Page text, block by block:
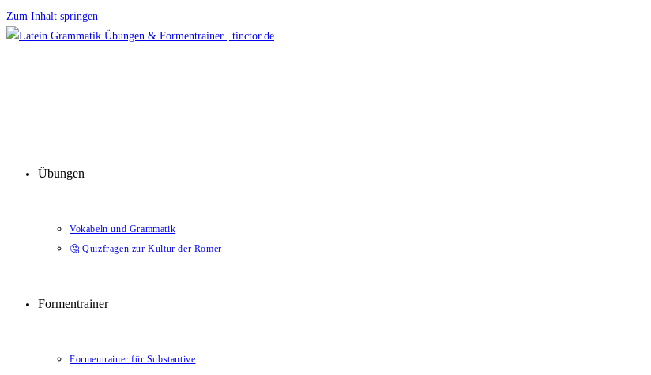
Zum Inhalt springen
Übungen
Vokabeln und Grammatik
🤔 Quizfragen zur Kultur der Römer
Formentrainer
Formentrainer für Substantive